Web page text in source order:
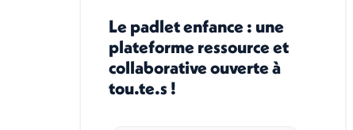
Le padlet enfance : une
plateforme ressource et
collaborative ouverte à
tou.te.s !